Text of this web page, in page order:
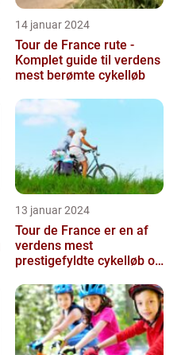
14 januar 2024
Tour de France rute -
Komplet guide til verdens
mest berømte cykelløb
13 januar 2024
Tour de France er en af
verdens mest
prestigefyldte cykelløb og
begivenhed siden ...